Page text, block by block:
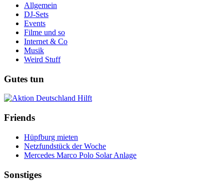
Allgemein
DJ-Sets
Events
Filme und so
Internet & Co
Musik
Weird Stuff
Gutes tun
Friends
Hüpfburg mieten
Netzfundstück der Woche
Mercedes Marco Polo Solar Anlage
Sonstiges